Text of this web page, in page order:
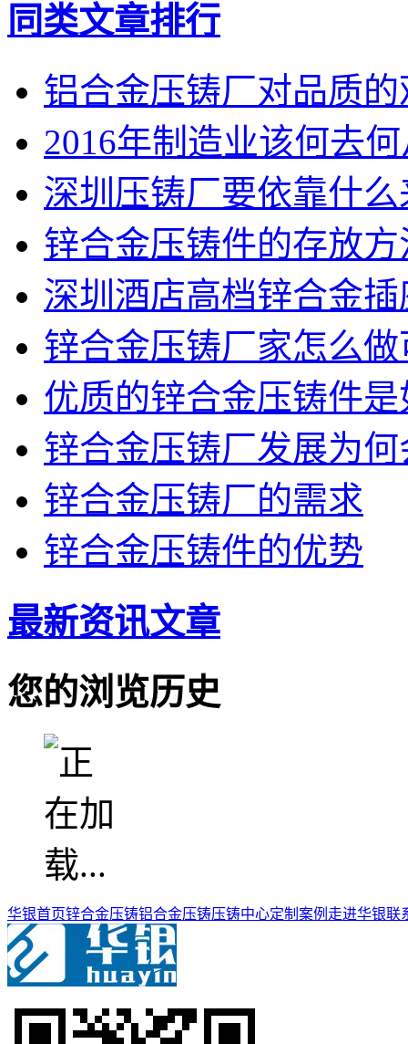
同类文章排行
铝合金压铸厂对品质的
2016年制造业该何去
深圳压铸厂要依靠什
锌合金压铸件的存放方
深圳酒店高档锌合金
锌合金压铸厂家怎么
优质的锌合金压铸件
锌合金压铸厂发展为
锌合金压铸厂的需求
锌合金压铸件的优势
最新资讯文章
您的浏览历史
华银首页锌合金压铸铝合金压铸压铸中心定制案例 走进华银联